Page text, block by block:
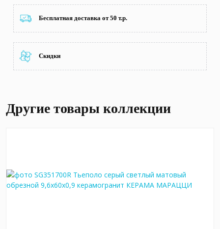
Бесплатная доставка от 50 т.р.
Скидки
Другие товары коллекции